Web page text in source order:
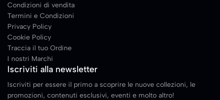
Condizioni di vendita
Termini e Condizioni
Privacy Policy
Cookie Policy
Traccia il tuo Ordine
I nostri Marchi
Iscriviti alla newsletter
Iscriviti per essere il primo a scoprire le nuove collezioni, le
promozioni, contenuti esclusivi, eventi e molto altro!